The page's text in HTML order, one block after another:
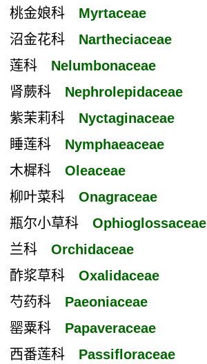
桃金娘科
Myrtaceae
沼金花科
Nartheciaceae
莲科
Nelumbonaceae
肾蕨科
Nephrolepidaceae
紫茉莉科
Nyctaginaceae
睡莲科
Nymphaeaceae
木樨科
Oleaceae
柳叶菜科
Onagraceae
瓶尔小草科
Ophioglossaceae
兰科
Orchidaceae
酢浆草科
Oxalidaceae
芍药科
Paeoniaceae
罂粟科
Papaveraceae
西番莲科
Passifloraceae